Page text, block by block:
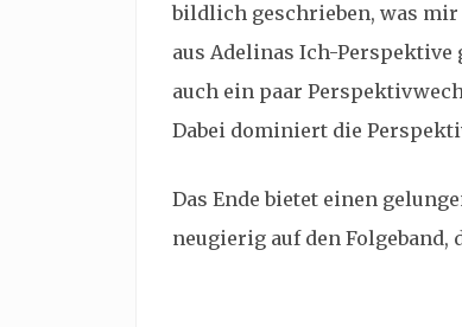
bildlich geschrieben, was
aus Adelinas Ich-Perspektive
auch ein paar
Dabei dominiert die
Das Ende bietet einen
neugierig auf den